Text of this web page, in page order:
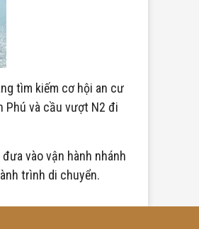
tìm kiếm cơ hội an cư
Phú và cầu vượt N2 đi
vào vận hành nhánh
trình di chuyển.